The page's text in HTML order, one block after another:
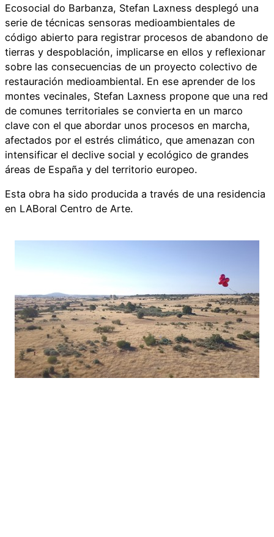
Ecosocial do Barbanza, Stefan Laxness desplegó una
serie de técnicas sensoras medioambientales de
código abierto para registrar procesos de abandono de
tierras y despoblación, implicarse en ellos y reflexionar
sobre las consecuencias de un proyecto colectivo de
restauración medioambiental. En ese aprender de los
montes vecinales, Stefan Laxness propone que una red
de comunes territoriales se convierta en un marco
clave con el que abordar unos procesos en marcha,
afectados por el estrés climático, que amenazan con
intensificar el declive social y ecológico de grandes
áreas de España y del territorio europeo.
Esta obra ha sido producida a través de una residencia
en LABoral Centro de Arte.